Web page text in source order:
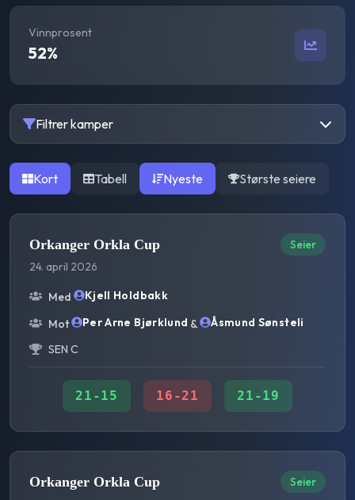
Vinnprosent
52%
Filtrer kamper
Kort Tabell Nyeste Største seiere
Orkanger Orkla Cup
24. april 2026
Seier
Med
Kjell Holdbakk
Mot
Per Arne Bjørklund &
Åsmund Sønsteli
SEN C
21 -15 16 -21 21 -19
Orkanger Orkla Cup Seier